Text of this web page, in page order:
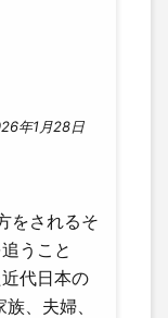
年1月28日
をされるそ
うこと
代日本の
、夫婦、